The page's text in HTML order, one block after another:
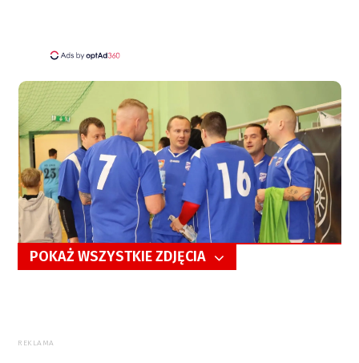
POKAŻ WSZYSTKIE ZDJĘCIA
REKLAMA